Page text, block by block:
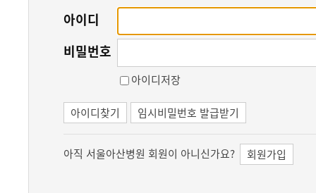
아이디
비밀번호
아이디저장
아이디찾기 임시비밀번호 발급받기
아직 서울아산병원 회원이 아니신가요? 회원가입